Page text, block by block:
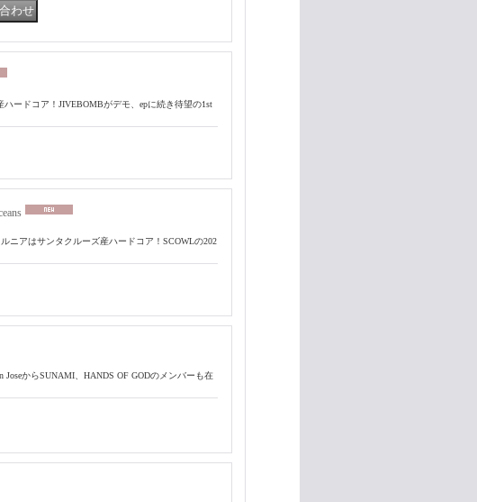
ハードコア！JIVEBOMBがデモ、epに続き待望の1st
ルニアはサンタクルーズ産ハードコア！SCOWLの202
からSUNAMI、HANDS OF GODのメンバーも在